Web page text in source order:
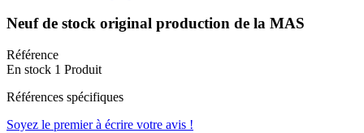
Neuf de stock original production de la MAS
Référence
En stock 1 Produit
Références spécifiques
Soyez le premier à écrire votre avis !